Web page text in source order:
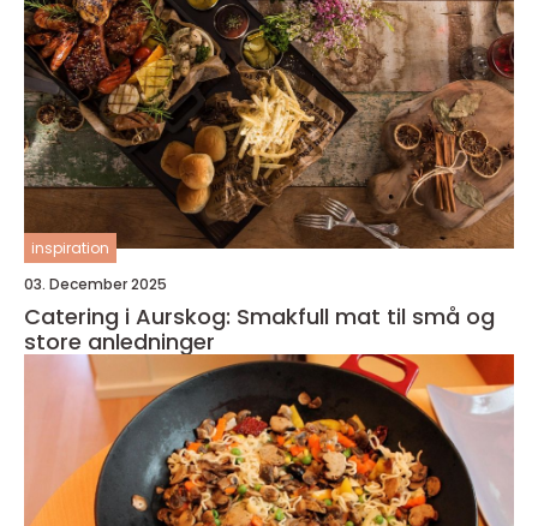
inspiration
03. December 2025
Catering i Aurskog: Smakfull mat til små og
store anledninger